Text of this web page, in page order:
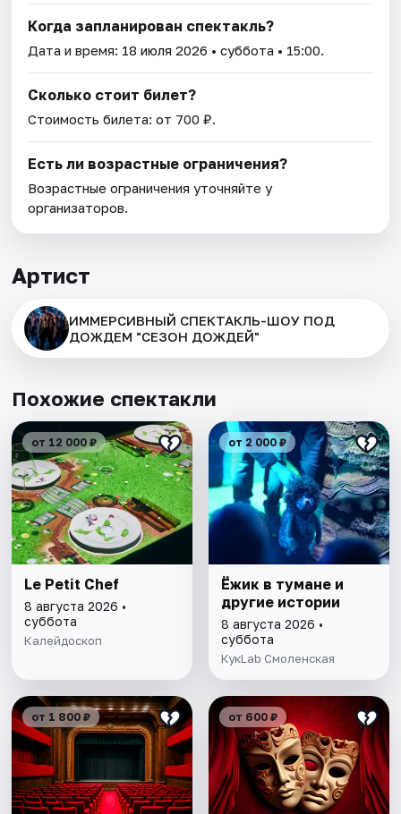
Когда запланирован спектакль?
Дата и время: 18 июля 2026 • суббота • 15:00.
Сколько стоит билет?
Стоимость билета: от 700 ₽.
Есть ли возрастные ограничения?
Возрастные ограничения уточняйте у
организаторов.
Артист
ИММЕРСИВНЫЙ СПЕКТАКЛЬ-ШОУ ПОД
ДОЖДЕМ "СЕЗОН ДОЖДЕЙ"
Похожие спектакли
от 12 000 ₽
Le Petit Chef
8 августа 2026 •
суббота
Калейдоскоп
от 2 000 ₽
Ёжик в тумане и
другие истории
8 августа 2026 •
суббота
КукLab Смоленская
от 1 800 ₽ от 600 ₽